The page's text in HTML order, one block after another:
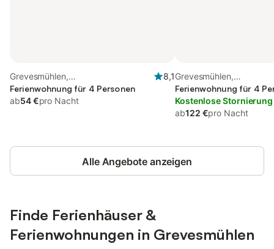
Grevesmühlen,
Nordwestmecklenburg (Wismar und
Umgebung)
8,1
Ferienwohnung für 4 Personen
ab54 €pro Nacht
Grevesmühlen,
Nordwestmecklenburg
und Umgebung)
Ferienwohnung für 4
Kostenlose Stornierung
ab122 €pro Nacht
Alle Angebote anzeigen
Finde Ferienhäuser &
Ferienwohnungen in Grevesmühlen